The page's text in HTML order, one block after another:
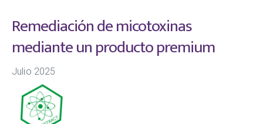
Remediación de micotoxinas
mediante un producto premium
Julio 2025